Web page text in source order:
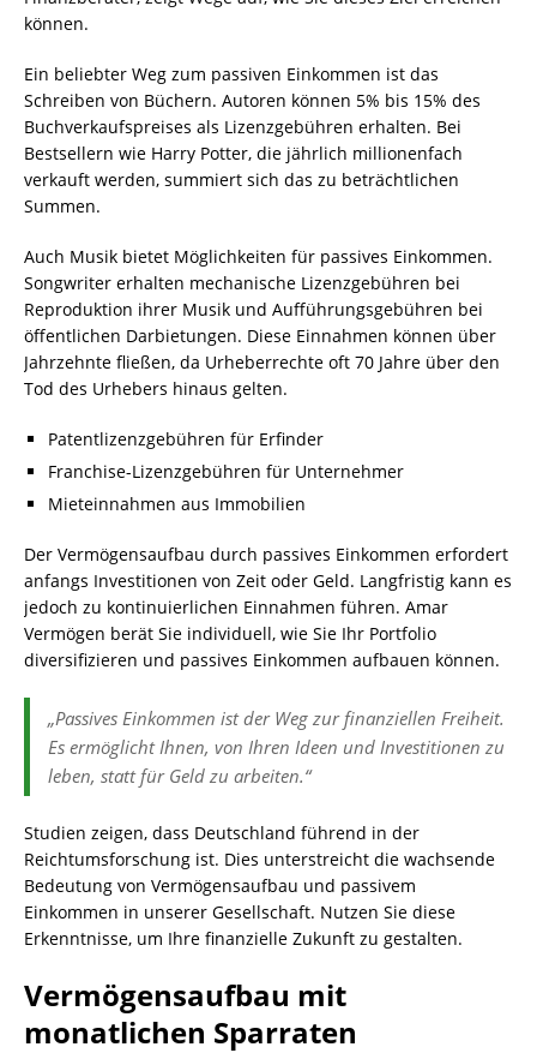
können.
Ein beliebter Weg zum passiven Einkommen ist das
Schreiben von Büchern. Autoren können 5% bis 15% des
Buchverkaufspreises als Lizenzgebühren erhalten. Bei
Bestsellern wie Harry Potter, die jährlich millionenfach
verkauft werden, summiert sich das zu beträchtlichen
Summen.
Auch Musik bietet Möglichkeiten für passives Einkommen.
Songwriter erhalten mechanische Lizenzgebühren bei
Reproduktion ihrer Musik und Aufführungsgebühren bei
öffentlichen Darbietungen. Diese Einnahmen können über
Jahrzehnte fließen, da Urheberrechte oft 70 Jahre über den
Tod des Urhebers hinaus gelten.
Patentlizenzgebühren für Erfinder
Franchise-Lizenzgebühren für Unternehmer
Mieteinnahmen aus Immobilien
Der Vermögensaufbau durch passives Einkommen erfordert
anfangs Investitionen von Zeit oder Geld. Langfristig kann es
jedoch zu kontinuierlichen Einnahmen führen. Amar
Vermögen berät Sie individuell, wie Sie Ihr Portfolio
diversifizieren und passives Einkommen aufbauen können.
„Passives Einkommen ist der Weg zur finanziellen Freiheit.
Es ermöglicht Ihnen, von Ihren Ideen und Investitionen zu
leben, statt für Geld zu arbeiten.“
Studien zeigen, dass Deutschland führend in der
Reichtumsforschung ist. Dies unterstreicht die wachsende
Bedeutung von Vermögensaufbau und passivem
Einkommen in unserer Gesellschaft. Nutzen Sie diese
Erkenntnisse, um Ihre finanzielle Zukunft zu gestalten.
Vermögensaufbau mit
monatlichen Sparraten